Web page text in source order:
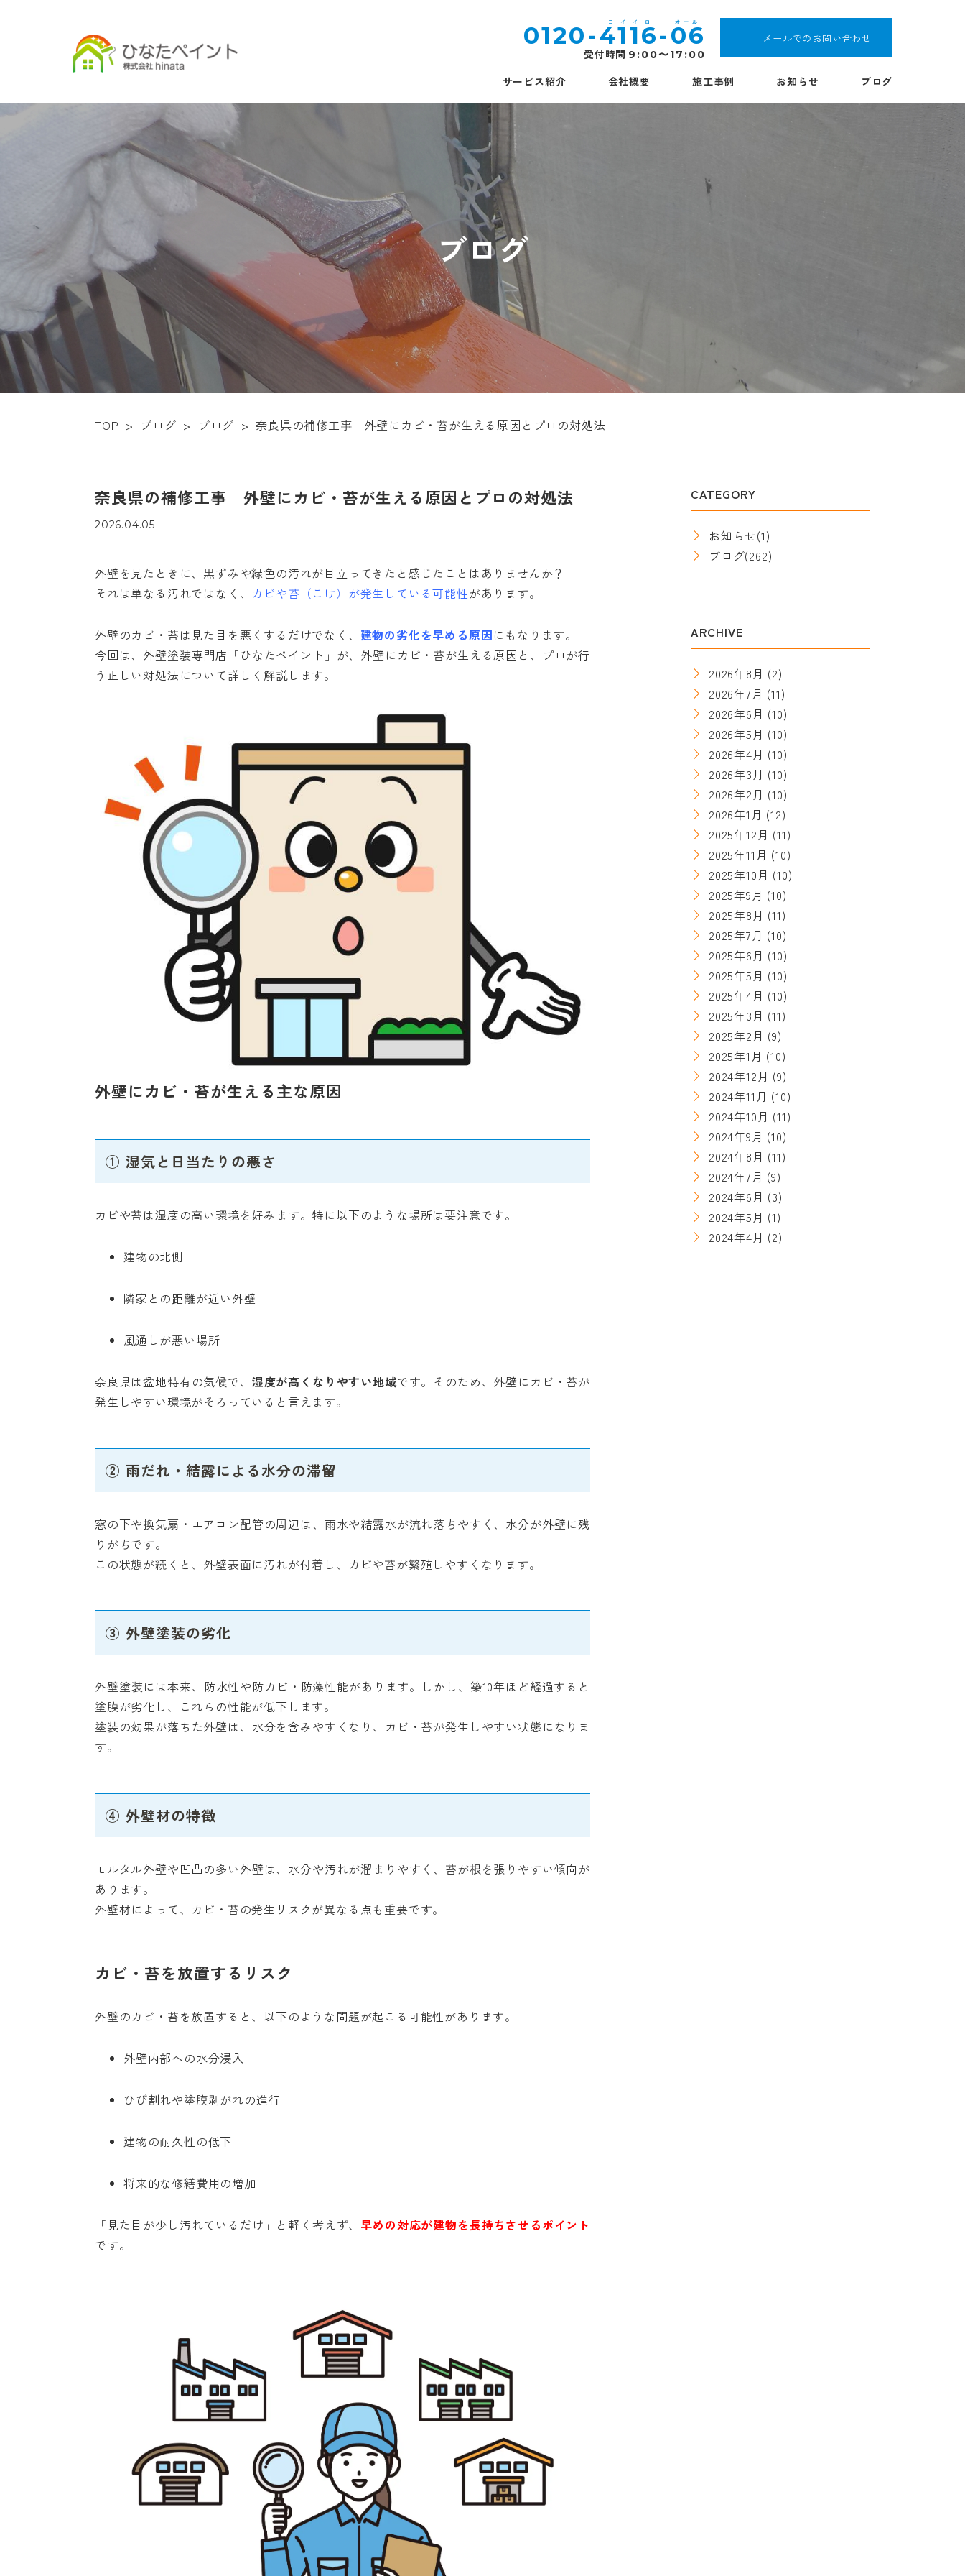
0120-4116-06
受付時間 9:00〜17:00
メールでのお問い合わせ
サービス紹介 会社概要 施工事例 お知らせ ブログ
ブログ
TOP > ブログ > ブログ >奈良県の補修工事 外壁にカビ・苔が生える原因とプロの対処法
奈良県の補修工事 外壁にカビ・苔が生える原因とプロの対処法
2026.04.05
外壁を見たときに、黒ずみや緑色の汚れが目立ってきたと感じたことはありませんか？
それは単なる汚れではなく、 カビや苔（こけ）が発生している可能性があります。
外壁のカビ・苔は見た目を悪くするだけでなく、 建物の劣化を早める原因にもなります。
今回は、外壁塗装専門店「ひなたペイント」が、外壁にカビ・苔が生える原因と、プロが行
う正しい対処法について詳しく解説します。
外壁にカビ・苔が生える主な原因
① 湿気と日当たりの悪さ
カビや苔は湿度の高い環境を好みます。特に以下のような場所は要注意です。
建物の北側
隣家との距離が近い外壁
風通しが悪い場所
奈良県は盆地特有の気候で、 湿度が高くなりやすい地域です。そのため、外壁にカビ・苔が
発生しやすい環境がそろっていると言えます。
② 雨だれ・結露による水分の滞留
窓の下や換気扇・エアコン配管の周辺は、雨水や結露水が流れ落ちやすく、水分が外壁に残
りがちです。
この状態が続くと、外壁表面に汚れが付着し、カビや苔が繁殖しやすくなります。
③ 外壁塗装の劣化
外壁塗装には本来、防水性や防カビ・防藻性能があります。しかし、築10年ほど経過すると
塗膜が劣化し、これらの性能が低下します。
塗装の効果が落ちた外壁は、水分を含みやすくなり、カビ・苔が発生しやすい状態になりま
す。
④ 外壁材の特徴
モルタル外壁や凹凸の多い外壁は、水分や汚れが溜まりやすく、苔が根を張りやすい傾向が
あります。
外壁材によって、カビ・苔の発生リスクが異なる点も重要です。
カビ・苔を放置するリスク
外壁のカビ・苔を放置すると、以下のような問題が起こる可能性があります。
外壁内部への水分浸入
ひび割れや塗膜剥がれの進行
建物の耐久性の低下
将来的な修繕費用の増加
「見た目が少し汚れているだけ」と軽く考えず、 早めの対応が建物を長持ちさせるポイント
です。
CATEGORY
お知らせ(1)
ブログ(262)
ARCHIVE
2026年8月 (2)
2026年7月 (11)
2026年6月 (10)
2026年5月 (10)
2026年4月 (10)
2026年3月 (10)
2026年2月 (10)
2026年1月 (12)
2025年12月 (11)
2025年11月 (10)
2025年10月 (10)
2025年9月 (10)
2025年8月 (11)
2025年7月 (10)
2025年6月 (10)
2025年5月 (10)
2025年4月 (10)
2025年3月 (11)
2025年2月 (9)
2025年1月 (10)
2024年12月 (9)
2024年11月 (10)
2024年10月 (11)
2024年9月 (10)
2024年8月 (11)
2024年7月 (9)
2024年6月 (3)
2024年5月 (1)
2024年4月 (2)